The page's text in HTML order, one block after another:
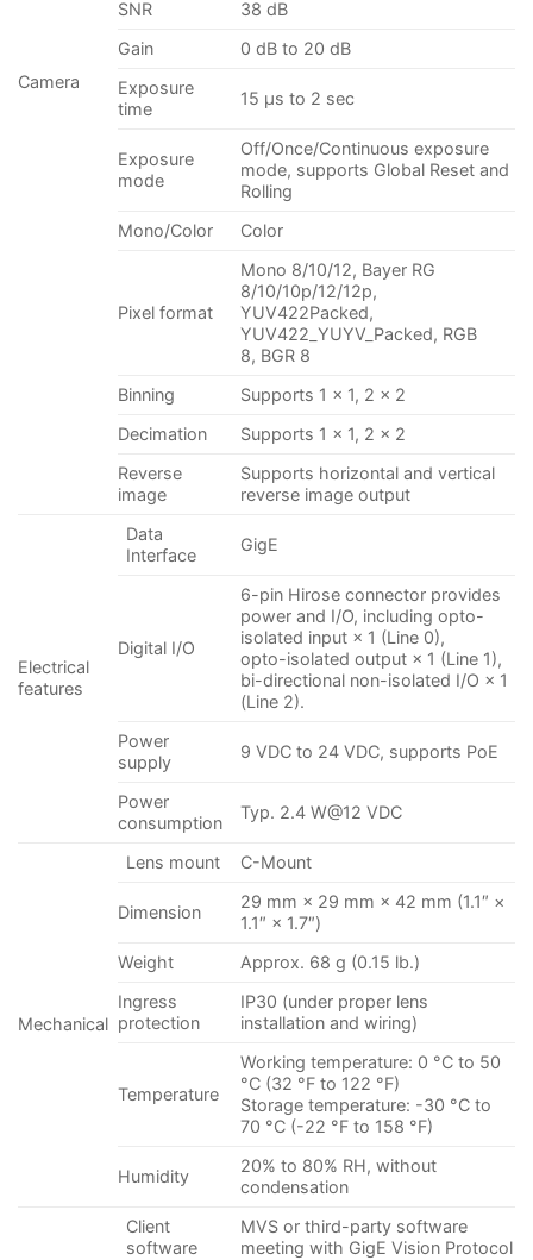
Camera
SNR
38 dB
Gain
0 dB to 20 dB
Exposure
time
15 μs to 2 sec
Exposure
mode
Off/Once/Continuous exposure
mode, supports Global Reset and
Rolling
Mono/Color
Color
Pixel format
Mono 8/10/12, Bayer RG
8/10/10p/12/12p,
YUV422Packed,
YUV422_YUYV_Packed, RGB
8, BGR 8
Binning
Supports 1 × 1, 2 × 2
Decimation
Supports 1 × 1, 2 × 2
Reverse
image
Supports horizontal and vertical
reverse image output
Electrical
features
Data
Interface
GigE
Digital I/O
6-pin Hirose connector provides
power and I/O, including opto-
isolated input × 1 (Line 0),
opto-isolated output × 1 (Line 1),
bi-directional non-isolated I/O × 1
(Line 2).
Power
supply
9 VDC to 24 VDC, supports PoE
Power
consumption
Typ. 2.4 W@12 VDC
Mechanical
Lens mount C-Mount
Dimension
29 mm × 29 mm × 42 mm (1.1″ ×
1.1″ × 1.7″)
Weight
Approx. 68 g (0.15 lb.)
Ingress
protection
IP30 (under proper lens
installation and wiring)
Temperature
Working temperature: 0 °C to 50
°C (32 °F to 122 °F)
Storage temperature: -30 °C to
70 °C (-22 °F to 158 °F)
Humidity
20% to 80% RH, without
condensation
Client
software
MVS or third-party software
meeting with GigE Vision Protocol